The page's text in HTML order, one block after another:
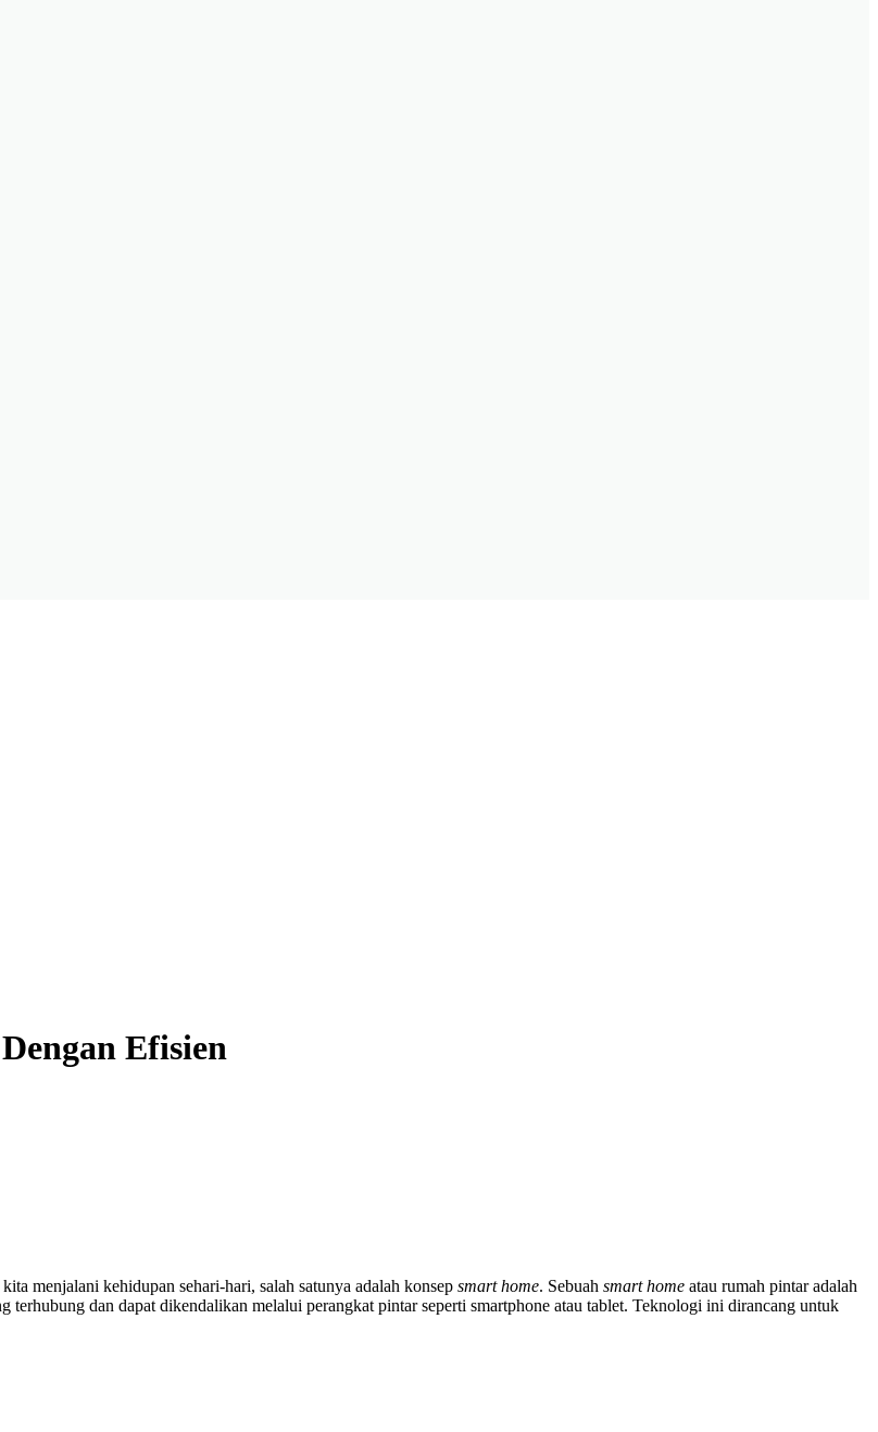
Efisien
menjalani kehidupan sehari-hari, salah satunya adalah konsep smart home. Sebuah smart home atau rumah pintar adalah
terhubung dan dapat dikendalikan melalui perangkat pintar seperti smartphone atau tablet. Teknologi ini dirancang untuk